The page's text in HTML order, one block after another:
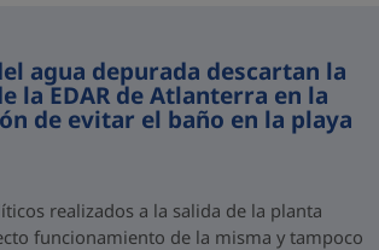
agua depurada descartan la
la EDAR de Atlanterra en la
de evitar el baño en la playa
realizados a la salida de la planta
funcionamiento de la misma y tampoco